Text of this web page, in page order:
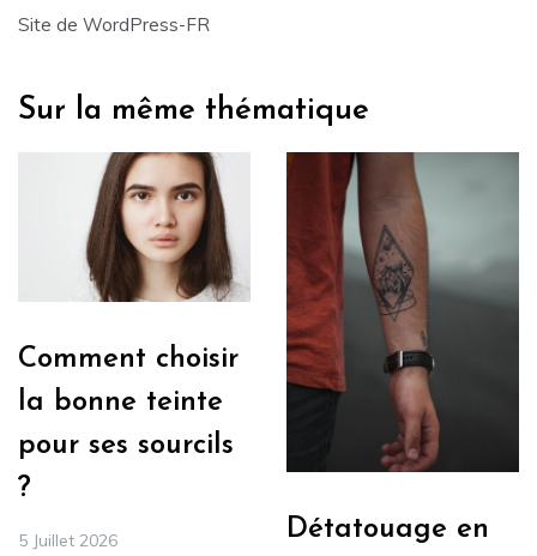
Site de WordPress-FR
Sur la même thématique
Comment choisir
la bonne teinte
pour ses sourcils
?
5 Juillet 2026
Détatouage en